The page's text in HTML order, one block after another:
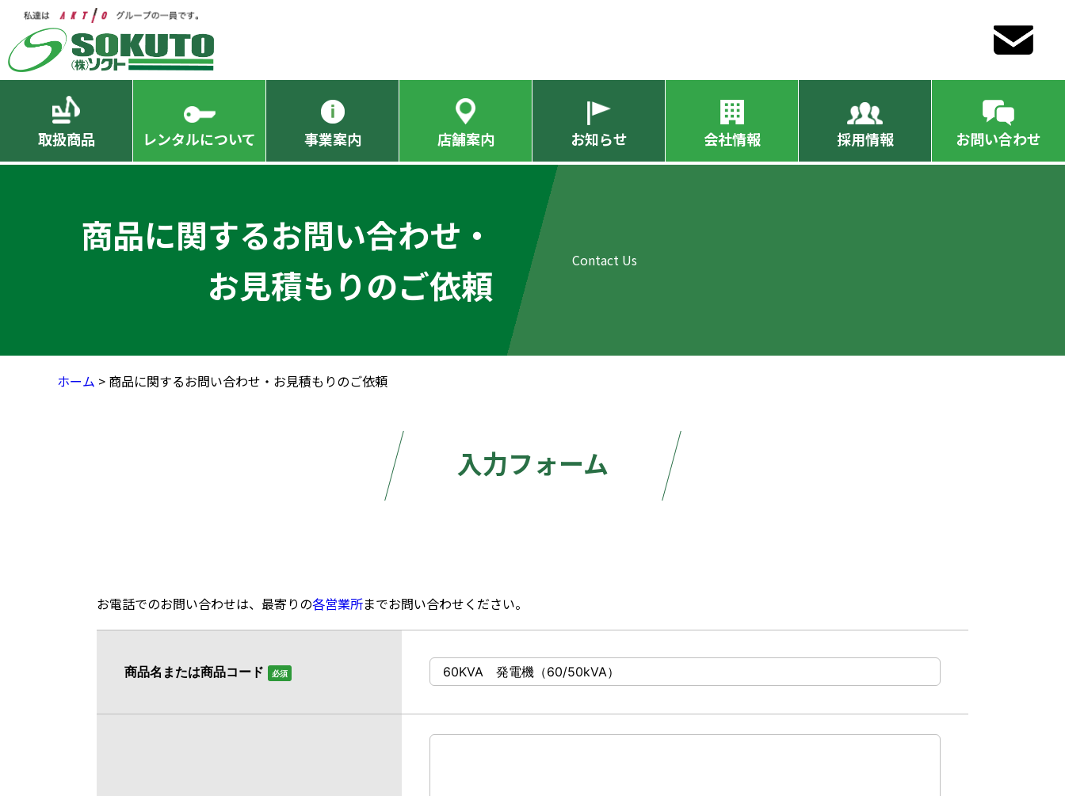
取扱商品 レンタルについて 事業案内 店舗案内 お知らせ 会社情報 採用情報 お問い合わせ
商品に関するお問い合わせ・
お見積もりのご依頼
ホーム > 商品に関するお問い合わせ・お見積もりのご依頼
入力フォーム
お電話でのお問い合わせは、最寄りの各営業所までお問い合わせください。
商品名または商品コード 必須